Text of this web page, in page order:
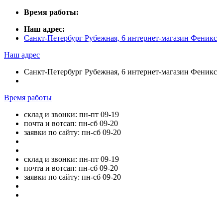
Время работы:
Наш адрес:
Санкт-Петербург Рубежная, 6 интернет-магазин Феникс
Наш адрес
Санкт-Петербург Рубежная, 6 интернет-магазин Феникс
Время работы
склад и звонки: пн-пт 09-19
почта и вотсап: пн-сб 09-20
заявки по сайту: пн-сб 09-20
склад и звонки: пн-пт 09-19
почта и вотсап: пн-сб 09-20
заявки по сайту: пн-сб 09-20